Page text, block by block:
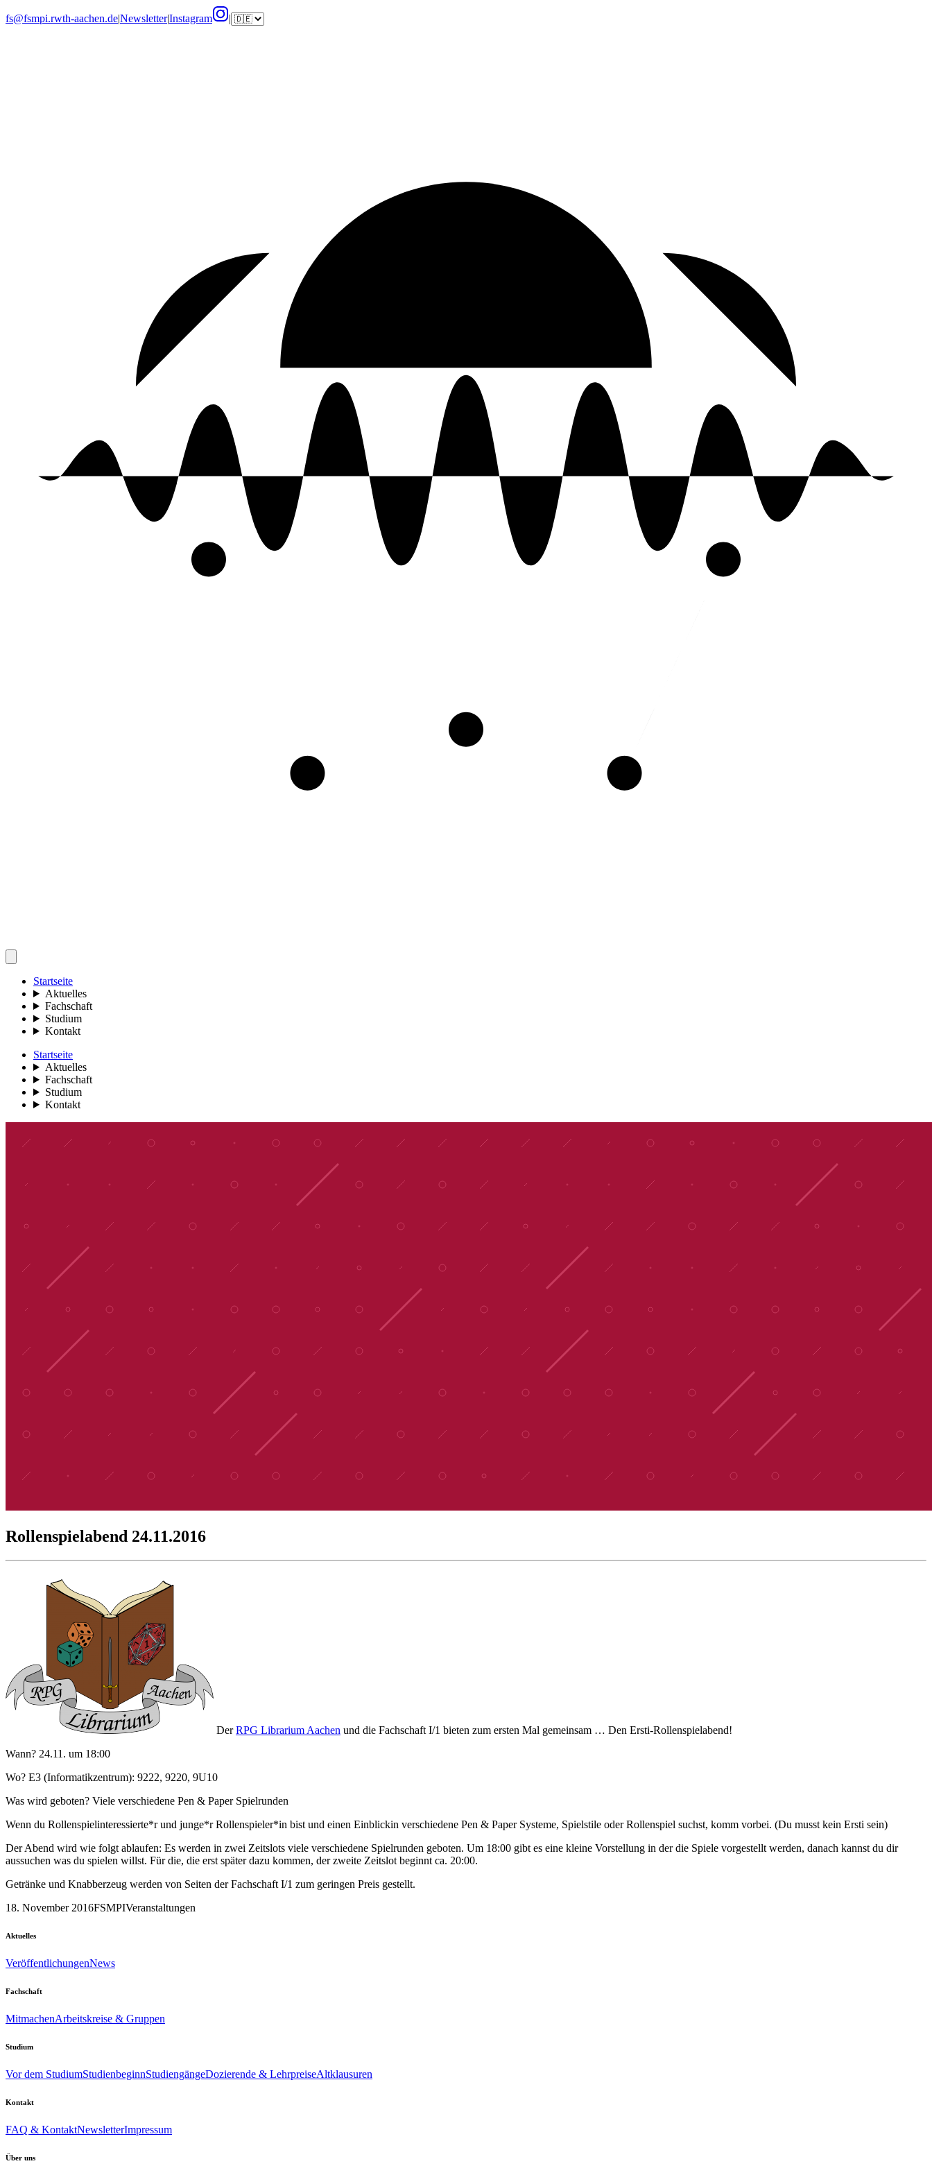
fs@fsmpi.rwth-aachen.de|Newsletter|Instagram |
Startseite
Aktuelles
Fachschaft
Studium
Kontakt
Startseite
Aktuelles
Fachschaft
Studium
Kontakt
Rollenspielabend 24.11.2016
DerRPG Librarium Aachen und die Fachschaft I/1 bieten zum ersten Mal gemeinsam … Den Ersti-Rollenspielabend!
Wann? 24.11. um 18:00
Wo? E3 (Informatikzentrum): 9222, 9220, 9U10
Was wird geboten? Viele verschiedene Pen & Paper Spielrunden
Wenn du Rollenspielinteressierte*r und junge*r Rollenspieler*in bist und einen Einblickin verschiedene Pen & Paper Systeme, Spielstile oder Rollenspiel suchst, komm vorbei. (Du musst kein Ersti sein)
Der Abend wird wie folgt ablaufen: Es werden in zwei Zeitslots viele verschiedene Spielrunden geboten. Um 18:00 gibt es eine kleine Vorstellung in der die Spiele vorgestellt werden, danach kannst du dir
aussuchen was du spielen willst. Für die, die erst später dazu kommen, der zweite Zeitslot beginnt ca. 20:00.
Getränke und Knabberzeug werden von Seiten der Fachschaft I/1 zum geringen Preis gestellt.
18. November 2016FSMPIVeranstaltungen
Aktuelles
VeröffentlichungenNews
Fachschaft
MitmachenArbeitskreise & Gruppen
Studium
Vor dem StudiumStudienbeginnStudiengängeDozierende & LehrpreiseAltklausuren
Kontakt
FAQ & KontaktNewsletterImpressum
Über uns